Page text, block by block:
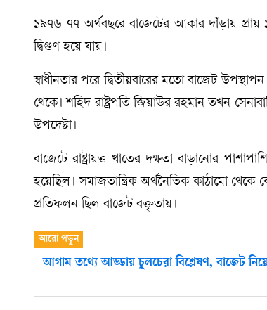
১৯৭৬-৭৭ অর্থবছরে বাজেটের আকার দাঁড়ায়
দ্বিগুণ হয়ে যায়।
স্বাধীনতার পরে দ্বিতীয়বারের মতো বাজেট
থেকে। শহিদ রাষ্ট্রপতি জিয়াউর রহমান তখন
উপদেষ্টা।
বাজেটে রাষ্ট্রায়ত্ত খাতের দক্ষতা বাড়ানোর
হয়েছিল। সমাজতান্ত্রিক অর্থনৈতিক কাঠামো
প্রতিফলন ছিল বাজেট বক্তৃতায়।
আগাম তথ্যে আড্ডায় চুলচেরা বিশ্লেষণ, বাজেট